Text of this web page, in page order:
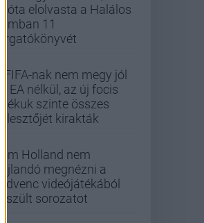
mióta elolvasta a Halálos
iramban 11
forgatókönyvét
A FIFA-nak nem megy jól
az EA nélkül, az új focis
játékuk szinte összes
fejlesztőjét kirakták
Tom Holland nem
hajlandó megnézni a
kedvenc videójátékából
készült sorozatot